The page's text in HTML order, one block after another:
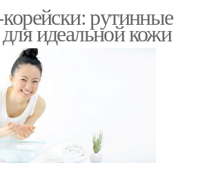
рутинные
идеальной кожи